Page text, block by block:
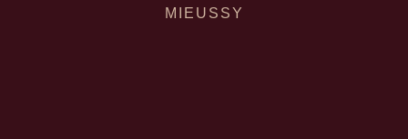
MIEUSSY